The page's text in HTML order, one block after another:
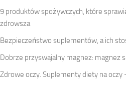
9 produktów spożywczych, które
zdrowsza
Bezpieczeństwo suplementów, a ich
Dobrze przyswajalny magnez: magnez
Zdrowe oczy. Suplementy diety na